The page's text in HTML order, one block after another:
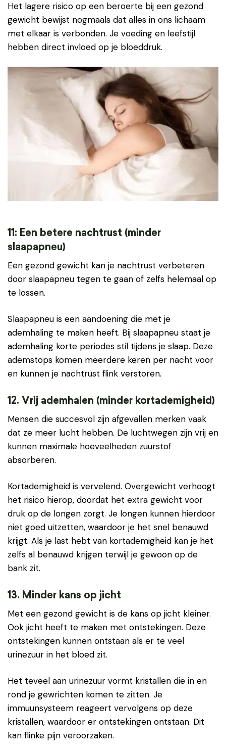
Het lagere risico op een beroerte bij een gezond
gewicht bewijst nogmaals dat alles in ons lichaam
met elkaar is verbonden. Je voeding en leefstijl
hebben direct invloed op je bloeddruk.
11: Een betere nachtrust (minder
slaapapneu)
Een gezond gewicht kan je nachtrust verbeteren
door slaapapneu tegen te gaan of zelfs helemaal op
te lossen.
Slaapapneu is een aandoening die met je
ademhaling te maken heeft. Bij slaapapneu staat je
ademhaling korte periodes stil tijdens je slaap. Deze
ademstops komen meerdere keren per nacht voor
en kunnen je nachtrust flink verstoren.
12. Vrij ademhalen (minder kortademigheid)
Mensen die succesvol zijn afgevallen merken vaak
dat ze meer lucht hebben. De luchtwegen zijn vrij en
kunnen maximale hoeveelheden zuurstof
absorberen.
Kortademigheid is vervelend. Overgewicht verhoogt
het risico hierop, doordat het extra gewicht voor
druk op de longen zorgt. Je longen kunnen hierdoor
niet goed uitzetten, waardoor je het snel benauwd
krijgt. Als je last hebt van kortademigheid kan je het
zelfs al benauwd krijgen terwijl je gewoon op de
bank zit.
13. Minder kans op jicht
Met een gezond gewicht is de kans op jicht kleiner.
Ook jicht heeft te maken met ontstekingen. Deze
ontstekingen kunnen ontstaan als er te veel
urinezuur in het bloed zit.
Het teveel aan urinezuur vormt kristallen die in en
rond je gewrichten komen te zitten. Je
immuunsysteem reageert vervolgens op deze
kristallen, waardoor er ontstekingen ontstaan. Dit
kan flinke pijn veroorzaken.